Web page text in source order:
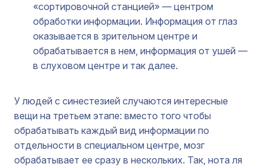
«сортировочной станцией» — центром
обработки информации. Информация от глаз
оказывается в зрительном центре и
обрабатывается в нем, информация от ушей —
в слуховом центре и так далее.
У людей с синестезией случаются интересные
вещи на третьем этапе: вместо того чтобы
обрабатывать каждый вид информации по
отдельности в специальном центре, мозг
обрабатывает ее сразу в нескольких. Так, нота ля